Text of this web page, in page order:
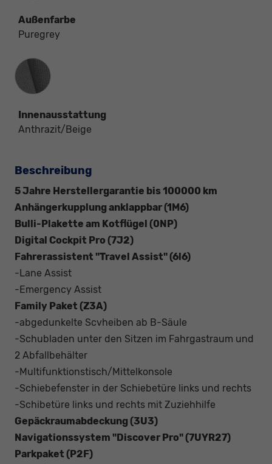
Außenfarbe
Puregrey
Innenausstattung
Innenausstattung
Anthrazit/Beige
Beschreibung
5 Jahre Herstellergarantie bis 100000 km
Anhängerkupplung anklappbar (1M6)
Bulli-Plakette am Kotflügel (0NP)
Digital Cockpit Pro (7J2)
Fahrerassistent "Travel Assist" (6l6)
-Lane Assist
-Emergency Assist
Family Paket (Z3A)
-abgedunkelte Scvheiben ab B-Säule
-Schubladen unter den Sitzen im Fahrgastraum und
2 Abfallbehälter
-Multifunktionstisch/Mittelkonsole
-Schiebefenster in der Schiebetüre links und rechts
-Schibetüre links und rechts mit Zuziehhilfe
Gepäckraumabdeckung (3U3)
Navigationssystem "Discover Pro" (7UYR27)
Parkpaket (P2F)